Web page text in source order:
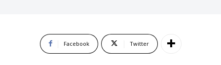
Facebook Twitter